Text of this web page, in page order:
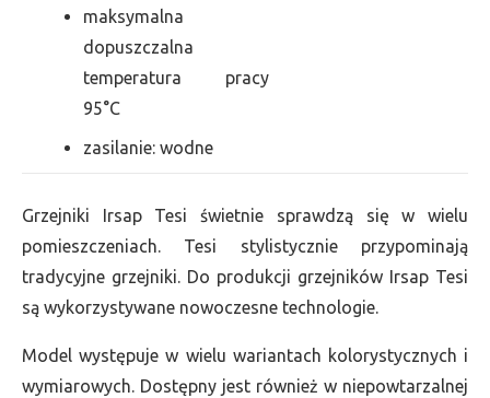
maksymalna
dopuszczalna
temperatura pracy
95°C
zasilanie: wodne
Grzejniki Irsap Tesi świetnie sprawdzą się w wielu
pomieszczeniach. Tesi stylistycznie przypominają
tradycyjne grzejniki. Do produkcji grzejników Irsap Tesi
są wykorzystywane nowoczesne technologie.
Model występuje w wielu wariantach kolorystycznych i
wymiarowych. Dostępny jest również w niepowtarzalnej